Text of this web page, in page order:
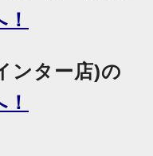
ンター店)の